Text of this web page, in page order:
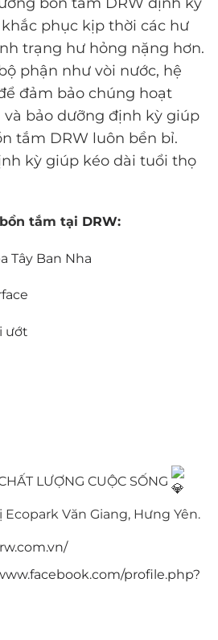
phục kịp thời các hư
trạng hư hỏng nặng hơn.
phận như vòi nước, hệ
đảm bảo chúng hoạt
bảo dưỡng định kỳ giúp
tắm DRW luôn bền bỉ.
kỳ giúp kéo dài tuổi thọ
tắm tại DRW:
Tây Ban Nha
ướt
LƯỢNG CUỘC SỐNG
Văn Giang, Hưng Yên.
profile.php?